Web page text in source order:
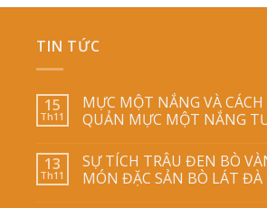
TIN TỨC
15
Th11
MỰC MỘT NẮNG VÀ CÁCH
QUẢN MỰC MỘT NẮNG
13
Th11
SỰ TÍCH TRÂU ĐEN BÒ
MÓN ĐẶC SẢN BÒ LÁT ĐÀ